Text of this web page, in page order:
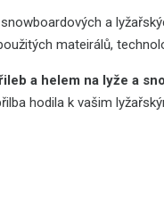
a
mateirálů,
a helem na lyže a
hodila k vašim